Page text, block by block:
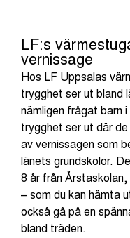
LF:s
vernissage
Hos LF Uppsalas
trygghet ser ut bland
nämligen frågat barn
trygghet ser ut där
av vernissagen som
länets grundskolor.
8 år från
– som du kan hämta
också gå på en
bland träden.